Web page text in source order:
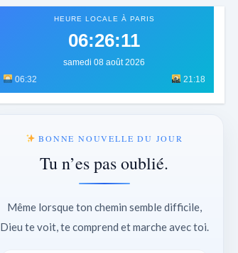
HEURE LOCALE À PARIS
06:26:13
samedi 08 août 2026
06:32
21:18
BONNE NOUVELLE DU JOUR
Tu n’es pas oublié.
Même lorsque ton chemin semble difficile,
Dieu te voit, te comprend et marche avec toi.